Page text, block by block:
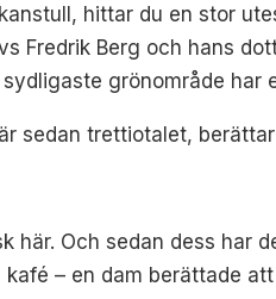
hittar du en stor
Fredrik Berg och hans
grönområde har
sedan trettiotalet, berättar
Och sedan dess har
– en dam berättade